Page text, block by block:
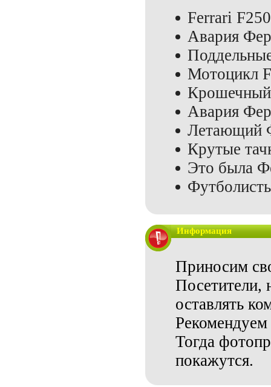
Ferrari
Авария
Мотоцикл
Крошечный
Авария
Летающий
Крутые
Это была
Информация
Приносим
Посетители,
оставлять
Рекомендуем
Тогда
покажутся.